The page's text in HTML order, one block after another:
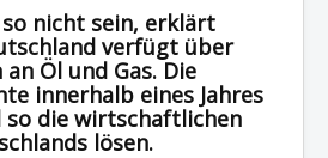
so nicht sein, erklärt
verfügt über
Öl und Gas. Die
innerhalb eines Jahres
so die wirtschaftlichen
lösen.